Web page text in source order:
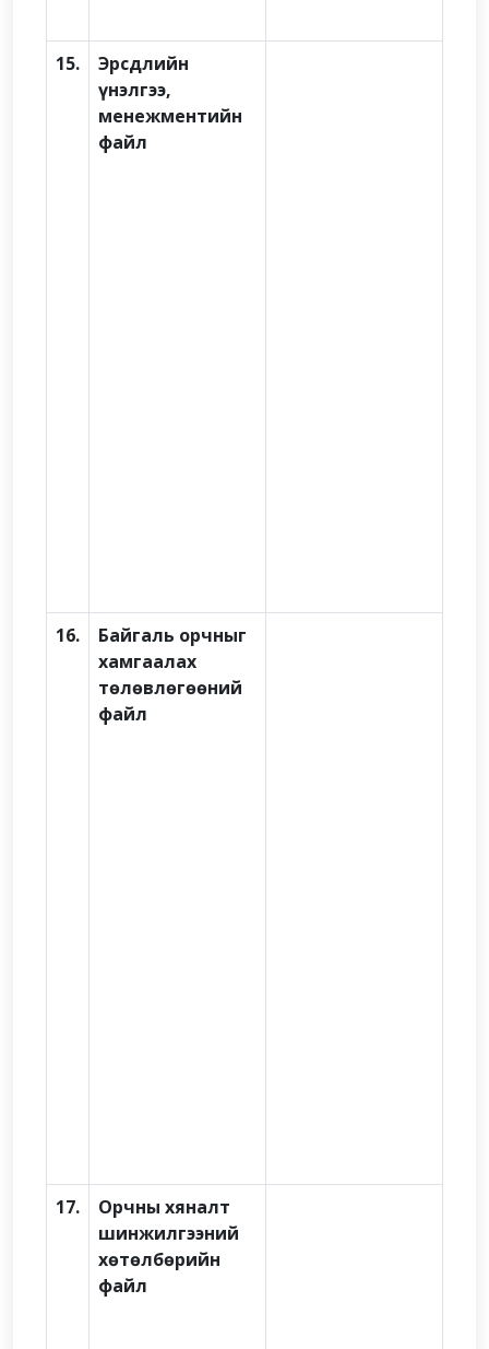
15.
Эрсдлийн
үнэлгээ,
менежментийн
файл
16.
Байгаль орчныг
хамгаалах
төлөвлөгөөний
файл
17.
Орчны хяналт
шинжилгээний
хөтөлбөрийн
файл